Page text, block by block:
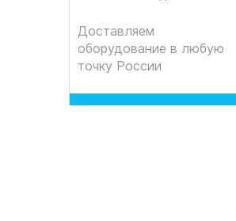
Доставляем
оборудование в любую
точку России